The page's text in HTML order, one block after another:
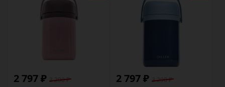
2 797 ₽ 3 290 ₽
2 797 ₽ 3 290 ₽